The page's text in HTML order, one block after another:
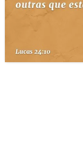
TEMAS
TERMO BÍBLICO